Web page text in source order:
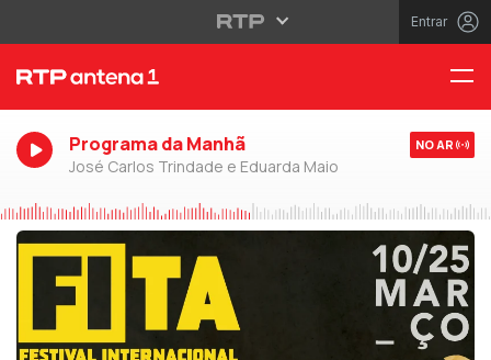
Entrar
Programa da Manhã
José Carlos Trindade e Eduarda Maio
NO AR